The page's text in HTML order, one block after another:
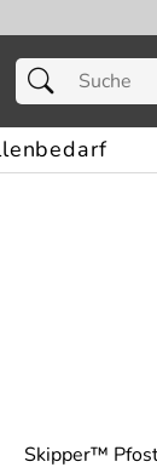
Skipper™